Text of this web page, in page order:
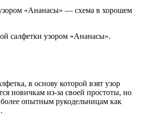
«Ананасы» — схема в хорошем
салфетки узором «Ананасы».
в основу которой взят узор
новичкам из-за своей простоты, но
опытным рукодельницам как